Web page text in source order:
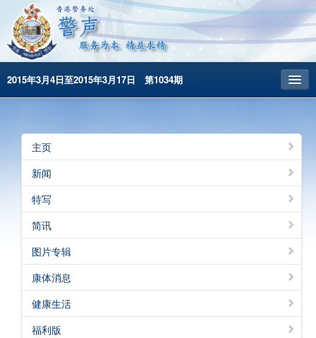
2015年3月4日至2015年3月17日 第1034期
昔日警声
警务处主页
繁體版
English
主页
新闻
特写
简讯
图片专辑
康体消息
健康生活
福利版